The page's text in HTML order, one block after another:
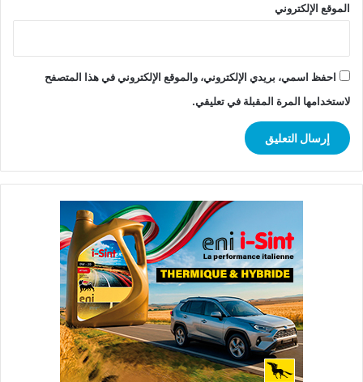
الموقع الإلكتروني
احفظ اسمي، بريدي الإلكتروني، والموقع الإلكتروني في هذا المتصفح
لاستخدامها المرة المقبلة في تعليقي.